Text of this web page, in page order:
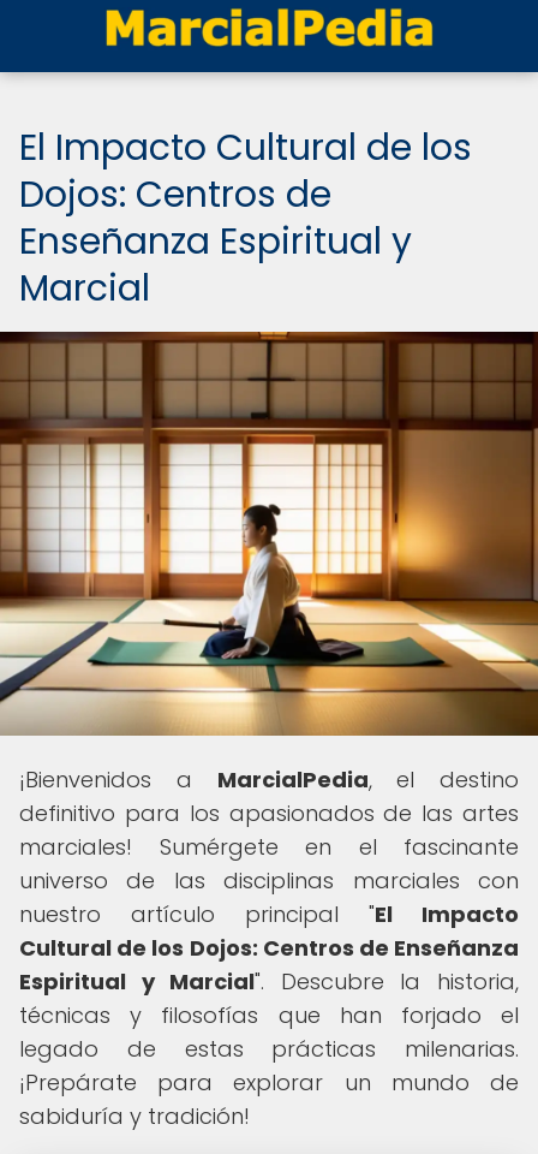
El Impacto Cultural de los
Dojos: Centros de
Enseñanza Espiritual y
Marcial
¡Bienvenidos a MarcialPedia, el destino
definitivo para los apasionados de las artes
marciales! Sumérgete en el fascinante
universo de las disciplinas marciales con
nuestro artículo principal "El Impacto
Cultural de los Dojos: Centros de Enseñanza
Espiritual y Marcial". Descubre la historia,
técnicas y filosofías que han forjado el
legado de estas prácticas milenarias.
¡Prepárate para explorar un mundo de
sabiduría y tradición!